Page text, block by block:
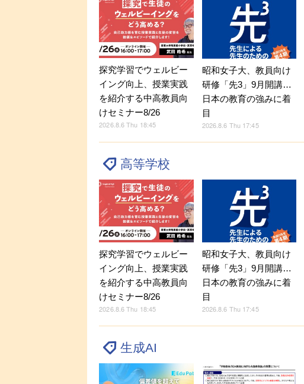
探究学習でウェルビー
イング向上、授業実践
を紹介する中高教員向
けセミナー8/26
2026.8.6 Thu 18:45
昭和女子大、教員向け
研修「先3」9月開講…
日本の教育の強みに着
目
2026.8.6 Thu 17:45
高等学校
探究学習でウェルビー
イング向上、授業実践
を紹介する中高教員向
けセミナー8/26
2026.8.6 Thu 18:45
昭和女子大、教員向け
研修「先3」9月開講…
日本の教育の強みに着
目
2026.8.6 Thu 17:45
生成AI